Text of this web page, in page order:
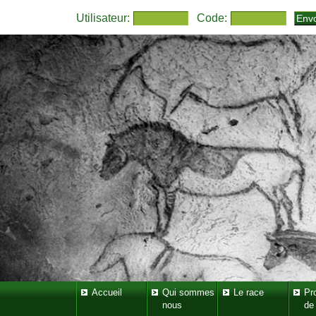
Utilisateur: Code:
Accueil
Qui sommes
nous
Le race